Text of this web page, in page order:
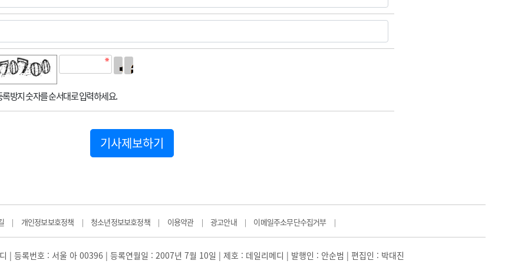
방지 숫자를 순서대로 입력하세요.
기사제보하기
| 개인정보보호정책 | 청소년정보보호정책 | 이용약관 | 광고안내 | 이메일주소무단수집거부 |
| 등록번호 : 서울 아 00396 | 등록연월일 : 2007년 7월 10일 | 제호 : 데일리메디 | 발행인 : 안순범 | 편집인 : 박대진